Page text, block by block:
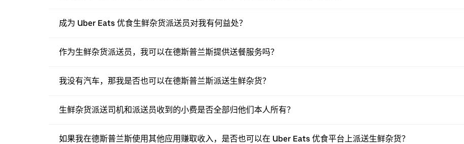
成为 Uber Eats 优食生鲜杂货派送员对我有何益处？
作为生鲜杂货派送员，我可以在德斯普兰斯提供送餐服务吗？
我没有汽车，那我是否也可以在德斯普兰斯派送生鲜杂货？
生鲜杂货派送司机和派送员收到的小费是否全部归他们本人所有？
如果我在德斯普兰斯使用其他应用赚取收入，是否也可以在 Uber Eats 优食平台上派送生鲜杂货？